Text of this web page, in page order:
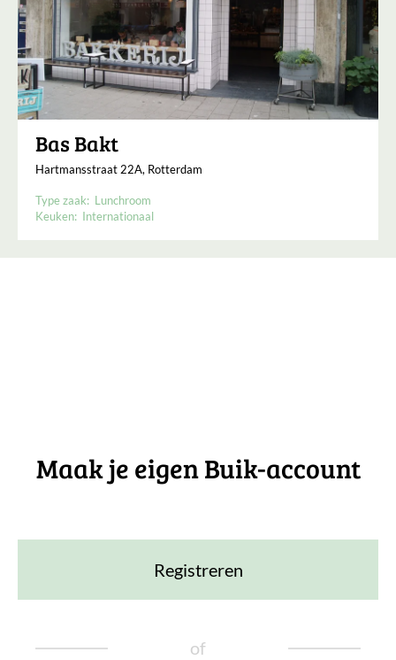
Bas Bakt
Hartmansstraat 22A, Rotterdam
Type zaak: Lunchroom
Keuken: Internationaal
Maak je eigen Buik-account
Registreren
of